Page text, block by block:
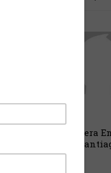
Cervera